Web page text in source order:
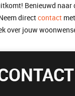
Benieuwd naar
directcontact
over jouw